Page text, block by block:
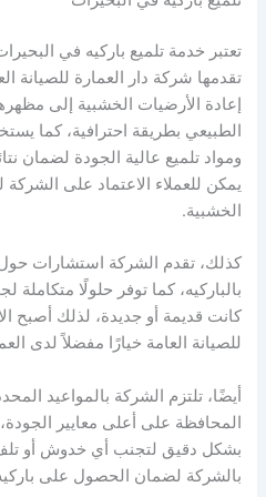
تعتبر خدمة تلميع باركيه في
تقدمها شركة دار العمارة للصيانة
إعادة الأرضيات الخشبية إلى
الطبيعي بطريقة احترافية، كما
ومواد تلميع عالية الجودة لضمان
يمكن للعملاء الاعتماد على
الخشبية.
كذلك، تقدم الشركة استشارات حول
بالباركيه، كما توفر حلولًا متكاملة
كانت قديمة أو جديدة، لذلك أصبح
للصيانة العامة خيارًا مفضلاً لدى
أيضًا، تلتزم الشركة بالمواعيد
المحافظة على أعلى معايير
بشكل دقيق لتجنب أي خدوش أو
بالشركة لضمان الحصول على